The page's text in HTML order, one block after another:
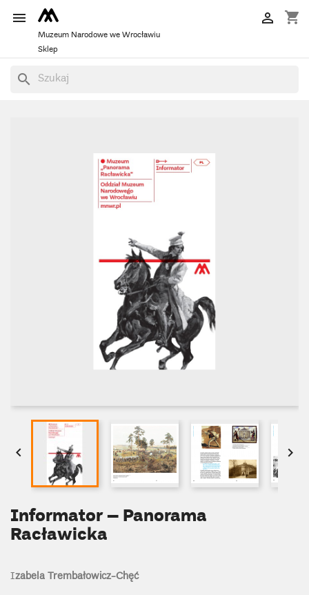
 shopping_cart

Muzeum Narodowe we Wrocławiu
Sklep
search
 
Informator – Panorama
Racławicka
Izabela Trembałowicz-Chęć